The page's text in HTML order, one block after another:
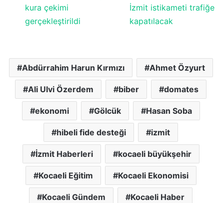
kura çekimi
gerçekleştirildi
İzmit istikameti trafiğe
kapatılacak
Abdürrahim Harun Kırmızı Ahmet Özyurt
Ali Ulvi Özerdem biber domates
ekonomi Gölcük Hasan Soba
hibeli fide desteği izmit
İzmit Haberleri kocaeli büyükşehir
Kocaeli Eğitim Kocaeli Ekonomisi
Kocaeli Gündem Kocaeli Haber